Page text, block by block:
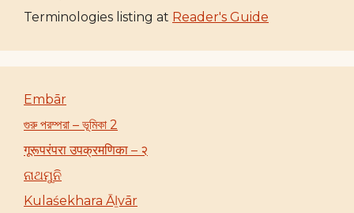
Terminologies listing at Reader's Guide
Embār
গুরু পরম্পরা – ভূমিকা 2
गूरूपरंपरा उपक्रमणिका – २
ନାଥମୁନି
Kulaśekhara Āḻvār